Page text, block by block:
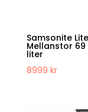
Samsonite
Mellanstor 69
liter
8999 kr